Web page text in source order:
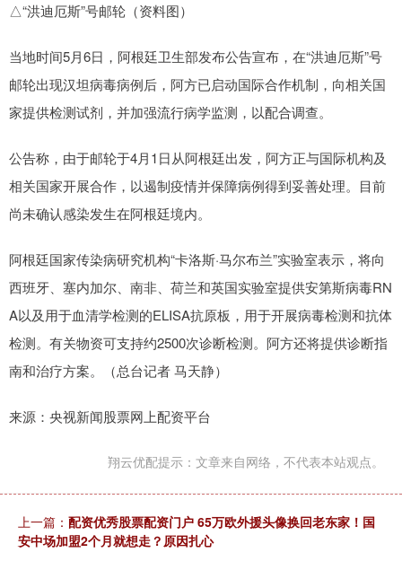
△“洪迪厄斯”号邮轮（资料图）
当地时间5月6日，阿根廷卫生部发布公告宣布，在“洪迪厄斯”号
邮轮出现汉坦病毒病例后，阿方已启动国际合作机制，向相关国
家提供检测试剂，并加强流行病学监测，以配合调查。
公告称，由于邮轮于4月1日从阿根廷出发，阿方正与国际机构及
相关国家开展合作，以遏制疫情并保障病例得到妥善处理。目前
尚未确认感染发生在阿根廷境内。
阿根廷国家传染病研究机构“卡洛斯·马尔布兰”实验室表示，将向
西班牙、塞内加尔、南非、荷兰和英国实验室提供安第斯病毒RN
A以及用于血清学检测的ELISA抗原板，用于开展病毒检测和抗体
检测。有关物资可支持约2500次诊断检测。阿方还将提供诊断指
南和治疗方案。（总台记者 马天静）
来源：央视新闻股票网上配资平台
翔云优配提示：文章来自网络，不代表本站观点。
上一篇： 配资优秀股票配资门户 65万欧外援头像换回老东家！国
安中场加盟2个月就想走？原因扎心